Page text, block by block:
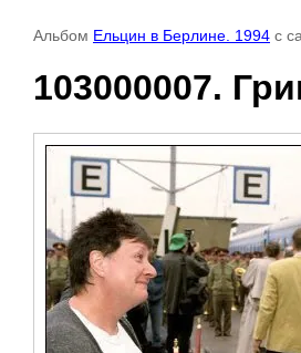
Альбом Ельцин в Берлине. 1994 с
103000007.